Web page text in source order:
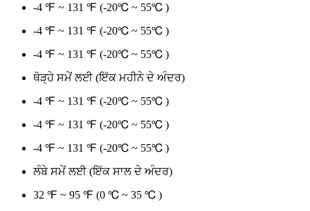
-4 ℉ ~ 131 ℉ (-20℃ ~ 55℃ )
-4 ℉ ~ 131 ℉ (-20℃ ~ 55℃ )
-4 ℉ ~ 131 ℉ (-20℃ ~ 55℃ )
ਥੋੜ੍ਹੇ ਸਮੇਂ ਲਈ (ਇੱਕ ਮਹੀਨੇ ਦੇ ਅੰਦਰ)
-4 ℉ ~ 131 ℉ (-20℃ ~ 55℃ )
-4 ℉ ~ 131 ℉ (-20℃ ~ 55℃ )
-4 ℉ ~ 131 ℉ (-20℃ ~ 55℃ )
ਲੰਬੇ ਸਮੇਂ ਲਈ (ਇੱਕ ਸਾਲ ਦੇ ਅੰਦਰ)
32 ℉ ~ 95 ℉ (0 ℃ ~ 35 ℃ )